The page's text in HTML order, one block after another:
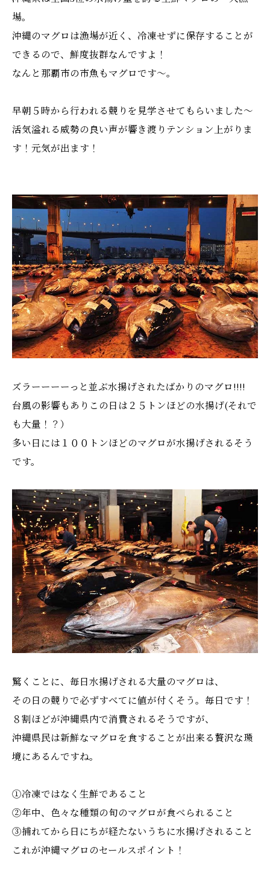
場。
沖縄のマグロは漁場が近く、冷凍せずに保存することが
できるので、鮮度抜群なんですよ！
なんと那覇市の市魚もマグロです〜。
早朝５時から行われる競りを見学させてもらいました〜
活気溢れる威勢の良い声が響き渡りテンション上がりま
す！元気が出ます！
ズラーーーーっと並ぶ水揚げされたばかりのマグロ!!!!
台風の影響もありこの日は２５トンほどの水揚げ(それで
も大量！？）
多い日には１００トンほどのマグロが水揚げされるそう
です。
驚くことに、毎日水揚げされる大量のマグロは、
その日の競りで必ずすべてに値が付くそう。毎日です！
８割ほどが沖縄県内で消費されるそうですが、
沖縄県民は新鮮なマグロを食することが出来る贅沢な環
境にあるんですね。
①冷凍ではなく生鮮であること
②年中、色々な種類の旬のマグロが食べられること
③捕れてから日にちが経たないうちに水揚げされること
これが沖縄マグロのセールスポイント！